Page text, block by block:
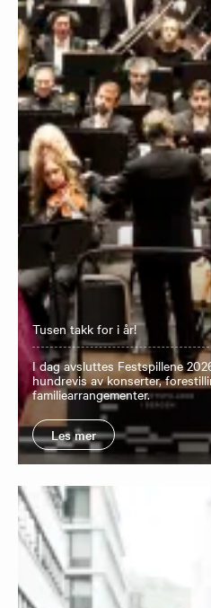
Tusen takk for i år!
I dag avsluttes Festspillene
hundrevis av konserter,
familiearrangementer.
Les mer